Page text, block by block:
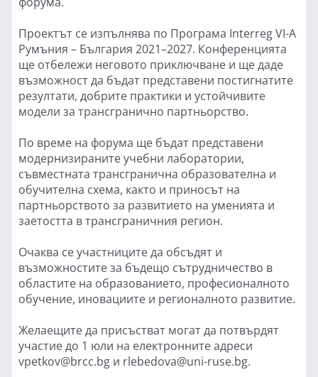
Проектът се изпълнява по Програма Interreg VI-A
Румъния – България 2021–2027. Конференцията
ще отбележи неговото приключване и ще даде
възможност да бъдат представени постигнатите
резултати, добрите практики и устойчивите
модели за трансгранично партньорство.
По време на форума ще бъдат представени
модернизираните учебни лаборатории,
съвместната трансгранична образователна и
обучителна схема, както и приносът на
партньорството за развитието на уменията и
заетостта в трансграничния регион.
Очаква се участниците да обсъдят и
възможностите за бъдещо сътрудничество в
областите на образованието, професионалното
обучение, иновациите и регионалното развитие.
Желаещите да присъстват могат да потвърдят
участие до 1 юли на електронните адреси
vpetkov@brcc.bg и rlebedova@uni-ruse.bg.